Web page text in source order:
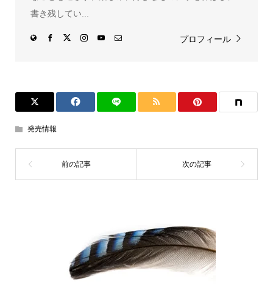
書き残してい...
プロフィール
発売情報